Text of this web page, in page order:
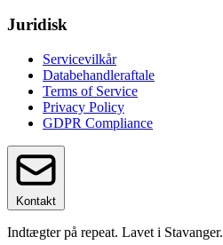
Juridisk
Servicevilkår
Databehandleraftale
Terms of Service
Privacy Policy
GDPR Compliance
Kontakt
Indtægter på repeat. Lavet i Stavanger.